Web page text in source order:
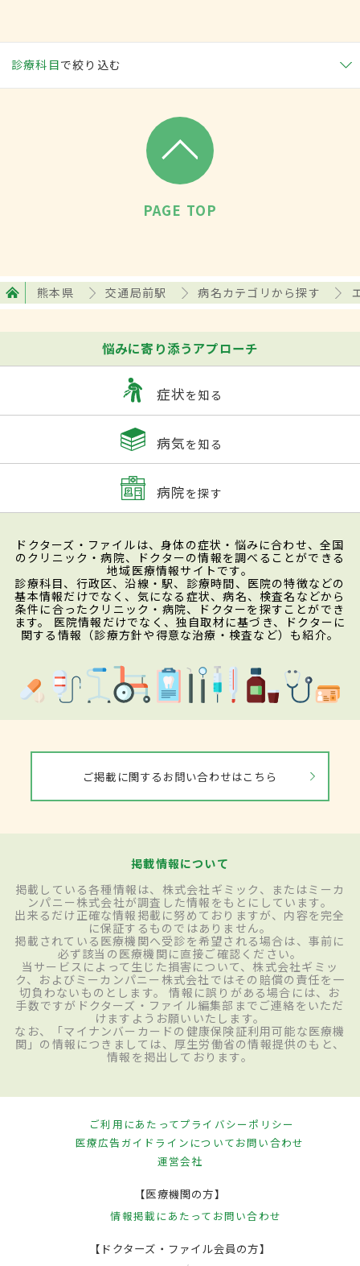
診療科目で絞り込む
PAGE TOP
熊本県 交通局前駅 病名カテゴリから探す
悩みに寄り添うアプローチ
症状を知る
病気を知る
病院を探す
ドクターズ・ファイルは、身体の症状・悩みに合わせ、全国
のクリニック・病院、ドクターの情報を調べることができる
地域医療情報サイトです。
診療科目、行政区、沿線・駅、診療時間、医院の特徴などの
基本情報だけでなく、気になる症状、病名、検査名などから
条件に合ったクリニック・病院、ドクターを探すことができ
ます。 医院情報だけでなく、独自取材に基づき、ドクターに
関する情報（診療方針や得意な治療・検査など）も紹介。
ご掲載に関するお問い合わせはこちら
掲載情報について
掲載している各種情報は、株式会社ギミック、またはミーカ
ンパニー株式会社が調査した情報をもとにしています。
出来るだけ正確な情報掲載に努めておりますが、内容を完全
に保証するものではありません。
掲載されている医療機関へ受診を希望される場合は、事前に
必ず該当の医療機関に直接ご確認ください。
当サービスによって生じた損害について、株式会社ギミッ
ク、およびミーカンパニー株式会社ではその賠償の責任を一
切負わないものとします。 情報に誤りがある場合には、お
手数ですがドクターズ・ファイル編集部までご連絡をいただ
けますようお願いいたします。
なお、「マイナンバーカードの健康保険証利用可能な医療機
関」の情報につきましては、厚生労働省の情報提供のもと、
情報を掲出しております。
ご利用にあたってプライバシーポリシー
医療広告ガイドラインについてお問い合わせ
運営会社
【医療機関の方】
情報掲載にあたって お問い合わせ
【ドクターズ・ファイル会員の方】